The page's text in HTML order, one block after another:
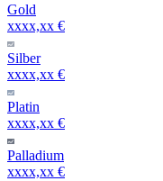
Gold
xxxx,xx €
Silber
xxxx,xx €
Platin
xxxx,xx €
Palladium
xxxx,xx €